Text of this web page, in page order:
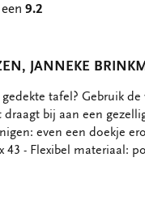
een9.2
JANNEKE
tafel? Gebruik
bij aan een
even een doekje
- Flexibel materiaal: